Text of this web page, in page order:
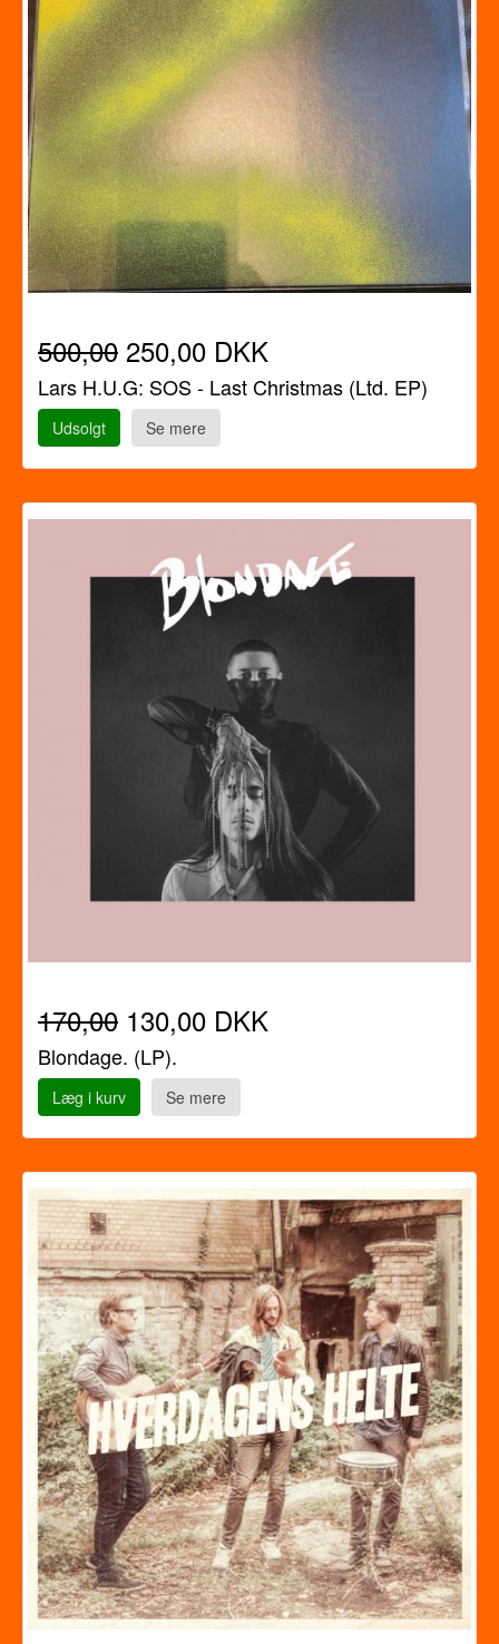
500,00 250,00 DKK
Lars H.U.G: SOS - Last Christmas (Ltd. EP)
Udsolgt Se mere
170,00 130,00 DKK
Blondage. (LP).
Læg i kurv Se mere